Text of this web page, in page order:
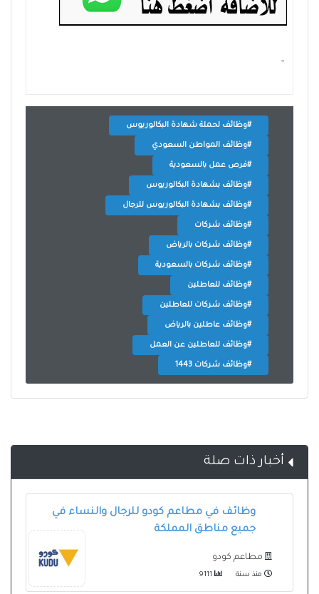
- ‏
#وظائف لحملة شهادة البكالوريوس
#وظائف المواطن السعودي
#فرص عمل بالسعودية
#وظائف بشهادة البكالوريوس
#وظائف بشهادة البكالوريوس للرجال
#وظائف شركات
#وظائف شركات بالرياض
#وظائف شركات بالسعودية
#وظائف للعاطلين
#وظائف شركات للعاطلين
#وظائف عاطلين بالرياض
#وظائف للعاطلين عن العمل
#وظائف شركات 1443
أخبار ذات صلة
وظائف في مطاعم كودو للرجال والنساء في
جميع مناطق المملكة
مطاعم كودو
منذ سنة